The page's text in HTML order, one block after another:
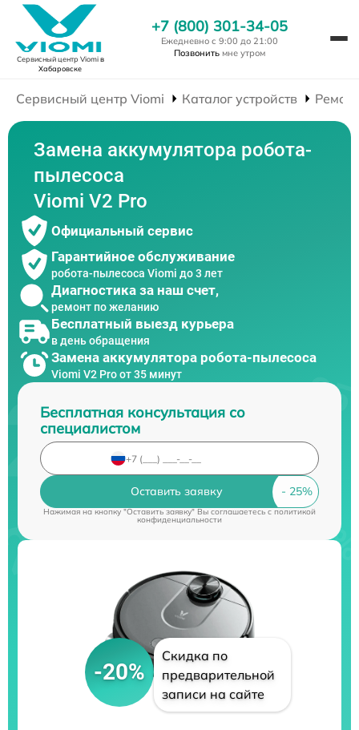
Сервисный центр Viomiв
Хабаровске
+7 (800) 301-34-05
Ежедневно с 9:00 до 21:00
Позвонить мне утром
Сервисный центр Viomi Каталог устройств
Замена аккумулятора робота-
пылесоса
Viomi V2 Pro
Официальный сервис
Гарантийное обслуживание
робота-пылесоса Viomi до 3 лет
Диагностика за наш счет,
ремонт по желанию
Бесплатный выезд курьера
в день обращения
Замена аккумулятора робота-пылесоса
Viomi V2 Pro от 35 минут
Бесплатная консультация со
специалистом
Оставить заявку
Нажимая на кнопку "Оставить заявку" Вы соглашаетесь cполитикой
конфиденциальности
-20%
Скидка по
предварительной
записи на сайте